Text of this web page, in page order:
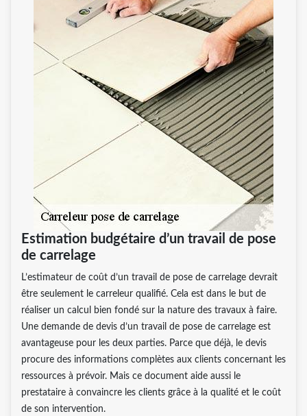
Estimation budgétaire d’un travail de pose
de carrelage
L’estimateur de coût d’un travail de pose de carrelage devrait
être seulement le carreleur qualifié. Cela est dans le but de
réaliser un calcul bien fondé sur la nature des travaux à faire.
Une demande de devis d’un travail de pose de carrelage est
avantageuse pour les deux parties. Parce que déjà, le devis
procure des informations complètes aux clients concernant les
ressources à prévoir. Mais ce document aide aussi le
prestataire à convaincre les clients grâce à la qualité et le coût
de son intervention.